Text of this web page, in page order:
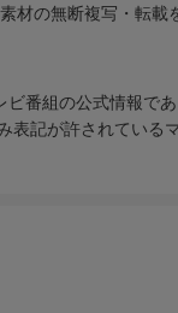
材の無断複写・転載
ビ番組の公式情報であ
表記が許されている